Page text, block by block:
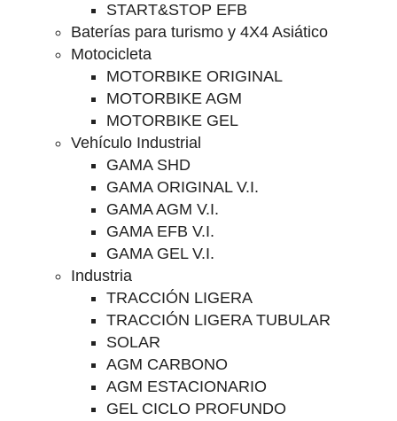
START&STOP EFB
Baterías para turismo y 4X4 Asiático
Motocicleta
MOTORBIKE ORIGINAL
MOTORBIKE AGM
MOTORBIKE GEL
Vehículo Industrial
GAMA SHD
GAMA ORIGINAL V.I.
GAMA AGM V.I.
GAMA EFB V.I.
GAMA GEL V.I.
Industria
TRACCIÓN LIGERA
TRACCIÓN LIGERA TUBULAR
SOLAR
AGM CARBONO
AGM ESTACIONARIO
GEL CICLO PROFUNDO